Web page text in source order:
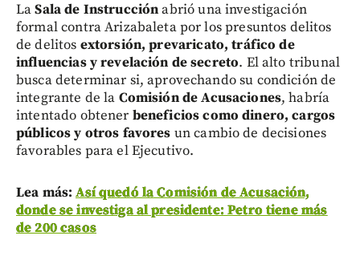
LaSala de Instrucciónabrió una investigación
formal contra Arizabaleta por los presuntos delitos
de delitos extorsión, prevaricato, tráfico de
influencias y revelación de secreto. El alto tribunal
busca determinar si, aprovechando su condición de
integrante de la Comisión de Acusaciones, habría
intentado obtener beneficios como dinero, cargos
públicos y otros favores un cambio de decisiones
favorables para el Ejecutivo.
Lea más:Así quedó la Comisión de Acusación,
donde se investiga al presidente: Petro tiene más
de 200 casos